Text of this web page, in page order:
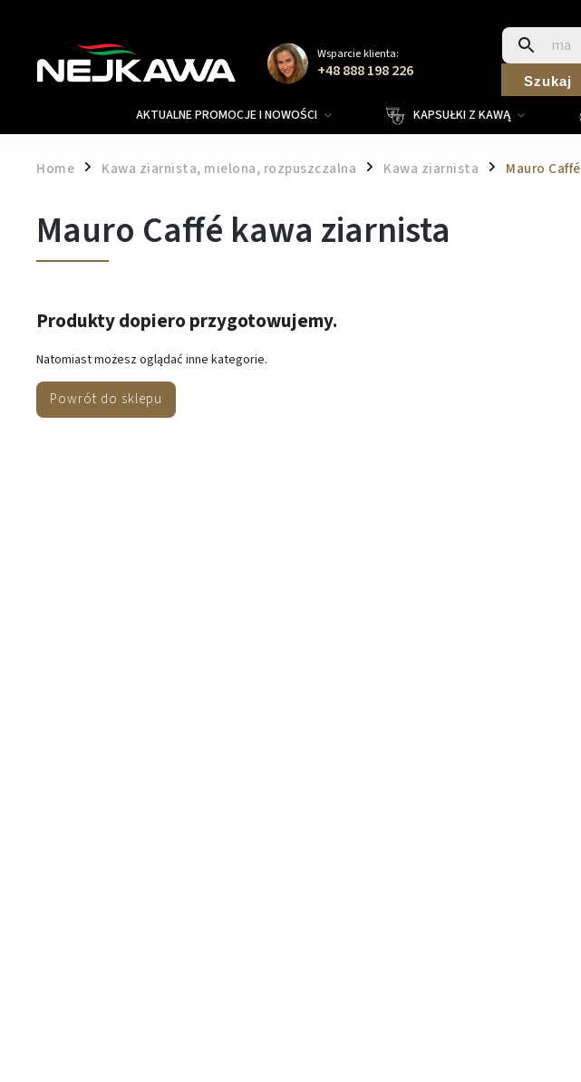
Wsparcie klienta:
+48 888 198 226 Szukaj
AKTUALNE PROMOCJE I NOWOŚCI KAPSUŁKI Z KAWĄ
Home / Kawa ziarnista, mielona, rozpuszczalna / Kawa ziarnista / Mauro Caffé
Mauro Caffé kawa ziarnista
Produkty dopiero przygotowujemy.
Natomiast możesz oglądać inne kategorie.
Powrót do sklepu